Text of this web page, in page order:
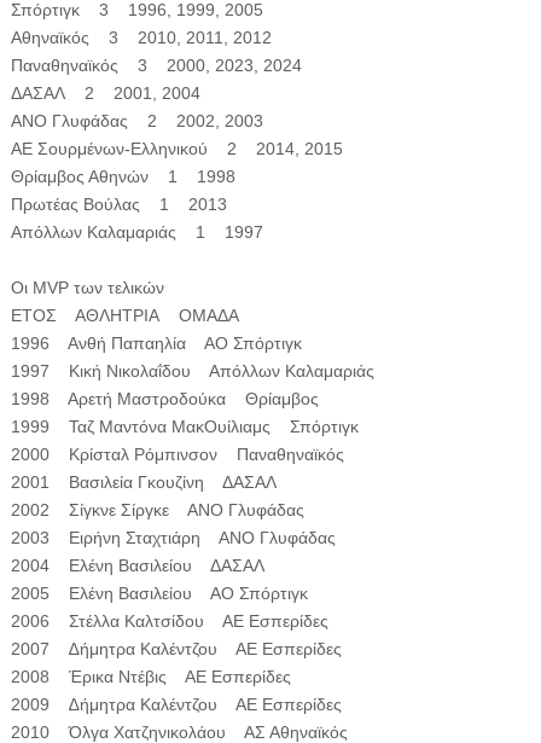
Σπόρτιγκ 3 1996, 1999, 2005
Αθηναϊκός 3 2010, 2011, 2012
Παναθηναϊκός 3 2000, 2023, 2024
ΔΑΣΑΛ 2 2001, 2004
ΑΝΟ Γλυφάδας 2 2002, 2003
ΑΕ Σουρμένων-Ελληνικού 2 2014, 2015
Θρίαμβος Αθηνών 1 1998
Πρωτέας Βούλας 1 2013
Απόλλων Καλαμαριάς 1 1997
Οι MVP των τελικών
ΕΤΟΣ ΑΘΛΗΤΡΙΑ ΟΜΑΔΑ
1996 Ανθή Παπαηλία ΑΟ Σπόρτιγκ
1997 Κική Νικολαΐδου Απόλλων Καλαμαριάς
1998 Αρετή Μαστροδούκα Θρίαμβος
1999 Ταζ Μαντόνα ΜακΟυίλιαμς Σπόρτιγκ
2000 Κρίσταλ Ρόμπινσον Παναθηναϊκός
2001 Βασιλεία Γκουζίνη ΔΑΣΑΛ
2002 Σίγκνε Σίργκε ΑΝΟ Γλυφάδας
2003 Ειρήνη Σταχτιάρη ΑΝΟ Γλυφάδας
2004 Ελένη Βασιλείου ΔΑΣΑΛ
2005 Ελένη Βασιλείου ΑΟ Σπόρτιγκ
2006 Στέλλα Καλτσίδου ΑΕ Εσπερίδες
2007 ∆ήμητρα Καλέντζου ΑΕ Εσπερίδες
2008 Έρικα Ντέβις ΑΕ Εσπερίδες
2009 ∆ήμητρα Καλέντζου ΑΕ Εσπερίδες
2010 Όλγα Χατζηνικολάου ΑΣ Αθηναϊκός